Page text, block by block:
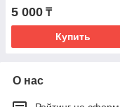
5 000 ₸
Купить
О нас